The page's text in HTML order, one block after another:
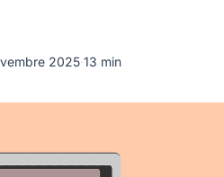
2025·13 min